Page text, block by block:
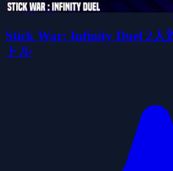
Stick War: Infinity Duel 2人
トル